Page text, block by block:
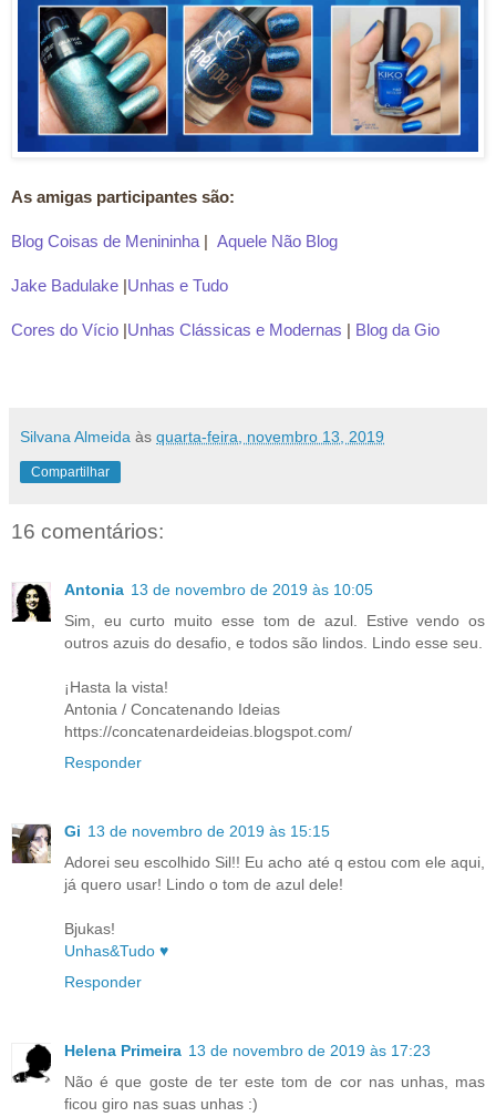
As amigas participantes são:
Blog Coisas de Menininha | Aquele Não Blog
Jake Badulake |Unhas e Tudo
Cores do Vício |Unhas Clássicas e Modernas | Blog da Gio
Silvana Almeida às quarta-feira, novembro 13, 2019
Compartilhar
16 comentários:
Antonia 13 de novembro de 2019 às 10:05
Sim, eu curto muito esse tom de azul. Estive vendo os
outros azuis do desafio, e todos são lindos. Lindo esse seu.
¡Hasta la vista!
Antonia / Concatenando Ideias
https://concatenardeideias.blogspot.com/
Responder
Gi 13 de novembro de 2019 às 15:15
Adorei seu escolhido Sil!! Eu acho até q estou com ele aqui,
já quero usar! Lindo o tom de azul dele!
Bjukas!
Unhas&Tudo ♥
Responder
Helena Primeira 13 de novembro de 2019 às 17:23
Não é que goste de ter este tom de cor nas unhas, mas
ficou giro nas suas unhas :)